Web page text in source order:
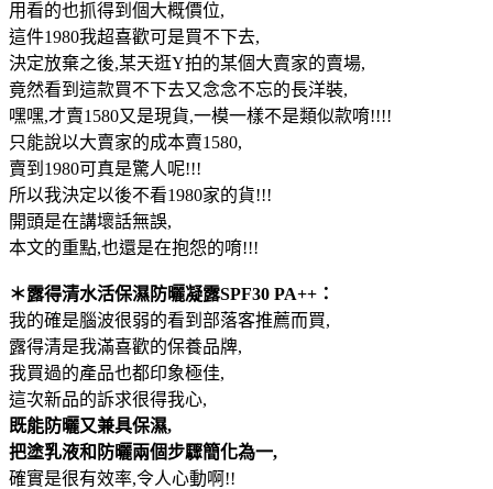
用看的也抓得到個大概價位,
這件1980我超喜歡可是買不下去,
決定放棄之後,某天逛Y拍的某個大賣家的賣場,
竟然看到這款買不下去又念念不忘的長洋裝,
嘿嘿,才賣1580又是現貨,一模一樣不是類似款唷!!!!
只能說以大賣家的成本賣1580,
賣到1980可真是驚人呢!!!
所以我決定以後不看1980家的貨!!!
開頭是在講壞話無誤,
本文的重點,也還是在抱怨的唷!!!
＊露得清水活保濕防曬凝露SPF30 PA++：
我的確是腦波很弱的看到部落客推薦而買,
露得清是我滿喜歡的保養品牌,
我買過的產品也都印象極佳,
這次新品的訴求很得我心,
既能防曬又兼具保濕,
把塗乳液和防曬兩個步驟簡化為一,
確實是很有效率,令人心動啊!!